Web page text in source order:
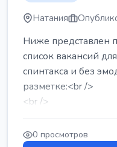
Натания
Ниже представлен
список вакансий
спинтакса и без
разметке:<br />
<br />
Работа в Нетании
требу...
0 просмотров